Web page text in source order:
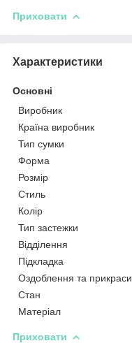
Приховати
Характеристики
Основні
Виробник
Країна виробник
Тип сумки
Форма
Розмір
Стиль
Колір
Тип застежки
Відділення
Підкладка
Оздоблення та прикраси
Стан
Матеріал
Приховати